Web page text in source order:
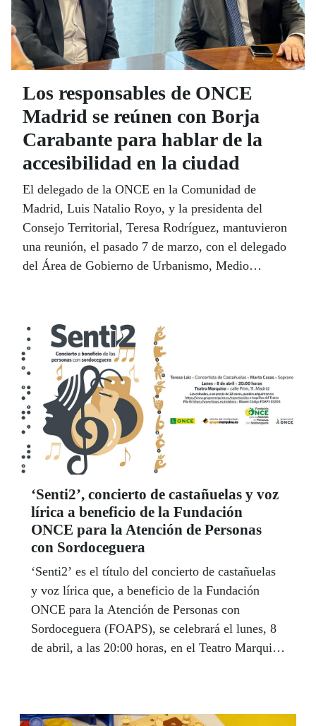
Los responsables de ONCE
Madrid se reúnen con Borja
Carabante para hablar de la
accesibilidad en la ciudad
El delegado de la ONCE en la Comunidad de
Madrid, Luis Natalio Royo, y la presidenta del
Consejo Territorial, Teresa Rodríguez, mantuvieron
una reunión, el pasado 7 de marzo, con el delegado
del Área de Gobierno de Urbanismo, Medio
‘Senti2’, concierto de castañuelas y voz
lírica a beneficio de la Fundación
ONCE para la Atención de Personas
con Sordoceguera
‘Senti2’ es el título del concierto de castañuelas
y voz lírica que, a beneficio de la Fundación
ONCE para la Atención de Personas con
Sordoceguera (FOAPS), se celebrará el lunes, 8
de abril, a las 20:00 horas, en el Teatro Marquina